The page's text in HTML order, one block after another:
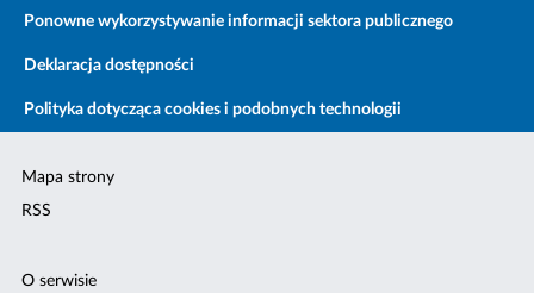
Ponowne wykorzystywanie informacji sektora publicznego
Deklaracja dostępności
Polityka dotycząca cookies i podobnych technologii
Mapa strony
RSS
O serwisie